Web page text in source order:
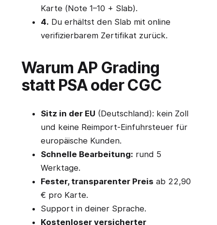
Karte (Note 1–10 + Slab).
4. Du erhältst den Slab mit online
verifizierbarem Zertifikat zurück.
Warum AP Grading
statt PSA oder CGC
Sitz in der EU (Deutschland): kein Zoll
und keine Reimport-Einfuhrsteuer für
europäische Kunden.
Schnelle Bearbeitung: rund 5
Werktage.
Fester, transparenter Preis ab 22,90
€ pro Karte.
Support in deiner Sprache.
Kostenloser versicherter